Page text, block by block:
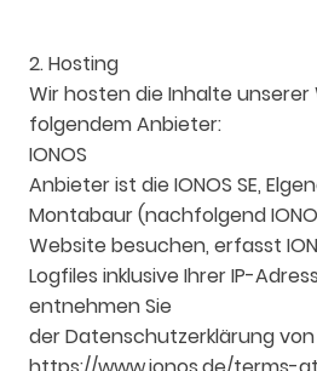
2. Hosting
Wir hosten die Inhalte unserer
folgendem Anbieter:
IONOS
Anbieter ist die IONOS SE,
Montabaur (nachfolgend
Website besuchen, erfasst
Logfiles inklusive Ihrer IP-
entnehmen Sie
der Datenschutzerklärung von